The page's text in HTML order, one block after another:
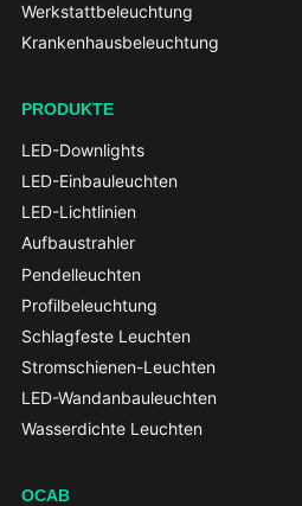
Werkstattbeleuchtung
Krankenhausbeleuchtung
PRODUKTE
LED-Downlights
LED-Einbauleuchten
LED-Lichtlinien
Aufbaustrahler
Pendelleuchten
Profilbeleuchtung
Schlagfeste Leuchten
Stromschienen-Leuchten
LED-Wandanbauleuchten
Wasserdichte Leuchten
OCAB